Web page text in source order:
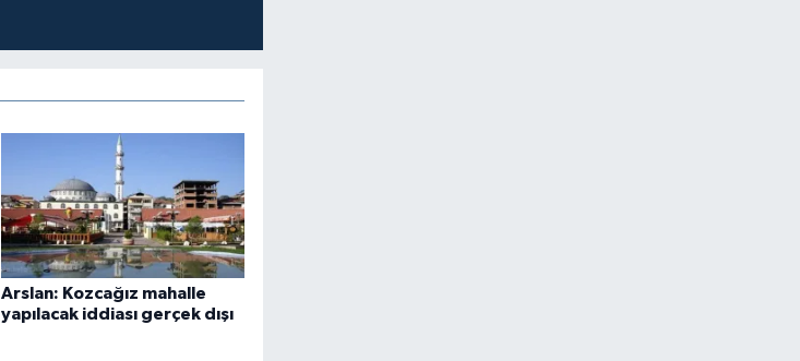
Arslan: Kozcağız mahalle
yapılacak iddiası gerçek dışı